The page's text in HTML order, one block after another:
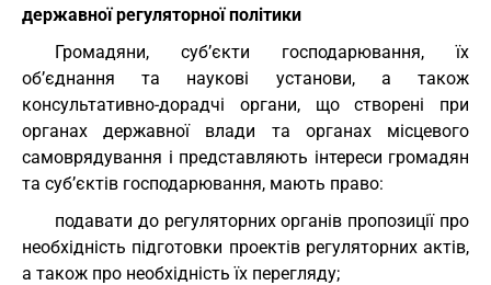
державної регуляторної політики
Громадяни, суб’єкти господарювання, їх
об’єднання та наукові установи, а також
консультативно-дорадчі органи, що створені при
органах державної влади та органах місцевого
самоврядування і представляють інтереси громадян
та суб’єктів господарювання, мають право:
подавати до регуляторних органів пропозиції про
необхідність підготовки проектів регуляторних актів,
а також про необхідність їх перегляду;